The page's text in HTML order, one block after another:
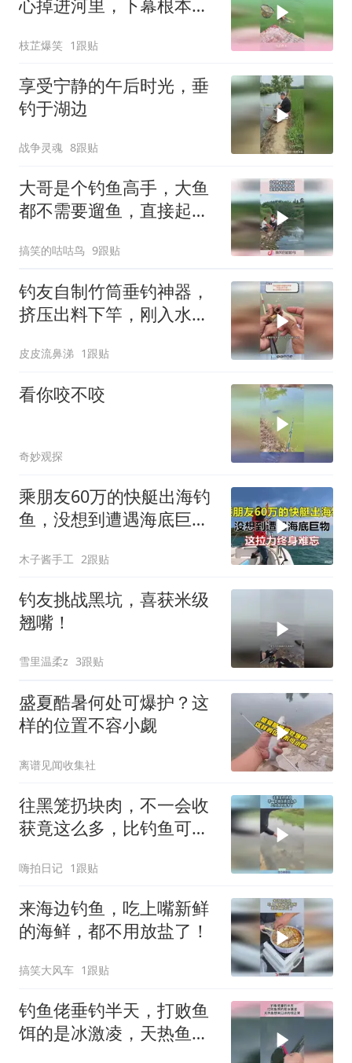
心掉进河里，下幕根本没
枝芷爆笑 1跟贴
享受宁静的午后时光，垂
钓于湖边
战争灵魂 8跟贴
大哥是个钓鱼高手，大鱼
都不需要遛鱼，直接起竿
搞笑的咕咕鸟 9跟贴
钓友自制竹筒垂钓神器，
挤压出料下竿，刚入水就
皮皮流鼻涕 1跟贴
看你咬不咬
奇妙观探
乘朋友60万的快艇出海钓
鱼，没想到遭遇海底巨
木子酱手工 2跟贴
钓友挑战黑坑，喜获米级
翘嘴！
雪里温柔z 3跟贴
盛夏酷暑何处可爆护？这
样的位置不容小觑
离谱见闻收集社
往黑笼扔块肉，不一会收
获竟这么多，比钓鱼可强
嗨拍日记 1跟贴
来海边钓鱼，吃上嘴新鲜
的海鲜，都不用放盐了！
搞笑大风车 1跟贴
钓鱼佬垂钓半天，打败鱼
饵的是冰激凌，天热鱼想